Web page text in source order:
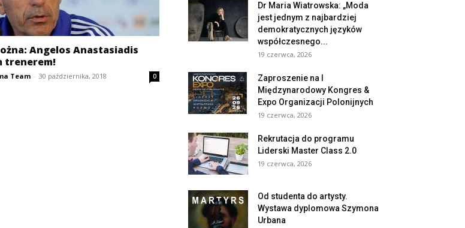
Angelos Anastasiadis
trenerem!
Team - 30 października, 2018 0
Dr Maria Wiatrowska: „Moda
jest jednym z najbardziej
demokratycznych języków
współczesnego...
19 czerwca, 2026
Zaproszenie na I
Międzynarodowy Kongres &
Expo Organizacji Polonijnych
19 czerwca, 2026
Rekrutacja do programu
Liderski Master Class 2.0
19 czerwca, 2026
Od studenta do artysty.
Wystawa dyplomowa Szymona
Urbana